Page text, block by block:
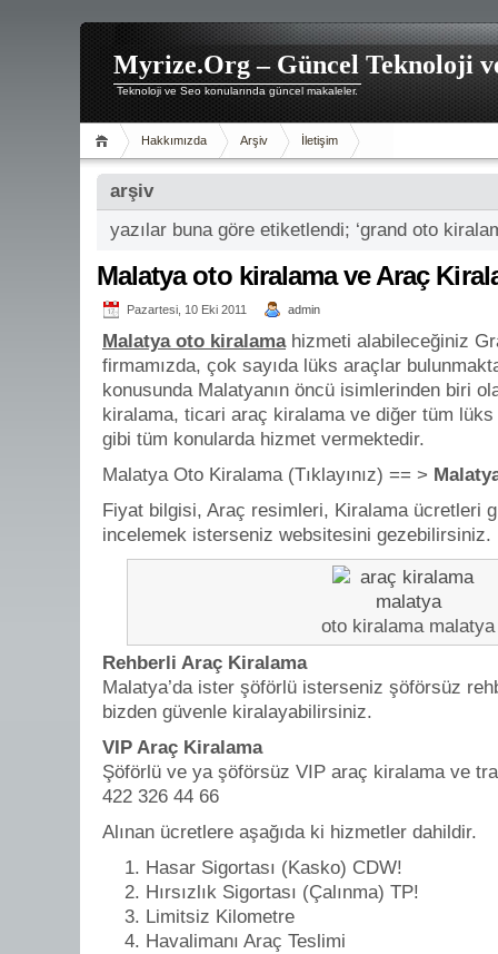
Myrize.Org – Güncel Teknoloji
Teknoloji ve Seo konularında güncel makaleler.
Hakkımızda Arşiv İletişim
arşiv
yazılar buna göre etiketlendi; ‘grand oto
Malatya oto kiralama ve Araç
Pazartesi, 10 Eki 2011 admin
Malatya oto kiralamahizmeti alabileceğiniz
firmamızda, çok sayıda lüks araçlar
konusunda Malatyanın öncü isimlerinden biri
kiralama, ticari araç kiralama ve diğer tüm
gibi tüm konularda hizmet vermektedir.
Malatya Oto Kiralama (Tıklayınız) == >
Fiyat bilgisi, Araç resimleri, Kiralama ücretleri
incelemek isterseniz websitesini gezebilirsiniz.
oto kiralama malatya
Rehberli Araç Kiralama
Malatya’da ister şöförlü isterseniz şöförsüz
bizden güvenle kiralayabilirsiniz.
VIP Araç Kiralama
Şöförlü ve ya şöförsüz VIP araç kiralama ve
422 326 44 66
Alınan ücretlere aşağıda ki hizmetler dahildir.
Hasar Sigortası (Kasko) CDW!
Hırsızlık Sigortası (Çalınma) TP!
Limitsiz Kilometre
Havalimanı Araç Teslimi